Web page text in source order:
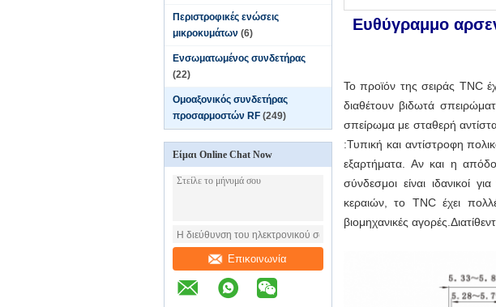
Περιστροφικές ενώσεις
μικροκυμάτων (6)
Ενσωματωμένος συνδετήρας
(22)
Ομοαξονικός συνδετήρας
προσαρμοστών RF (249)
Είμαι Online Chat Now
Επικοινωνία
Ευθύγραμμο
Το προϊόν της σειράς TNC
διαθέτουν βιδωτά
σπείρωμα με σταθερή
:Τυπική και αντίστροφη
εξαρτήματα. Αν και η
σύνδεσμοι είναι ιδανικοί
κεραιών, το TNC έχει
βιομηχανικές